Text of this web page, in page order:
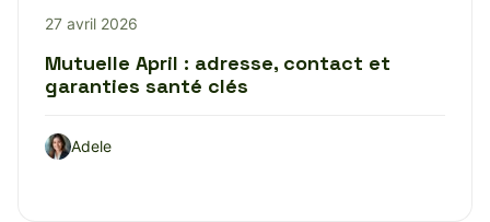
27 avril 2026
Mutuelle April : adresse, contact et
garanties santé clés
Adele